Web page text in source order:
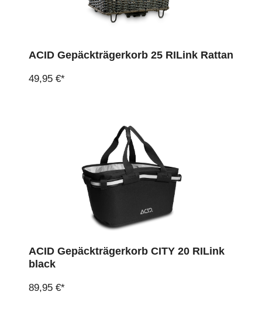
ACID Gepäckträgerkorb 25 RILink Rattan
49,95 €*
ACID Gepäckträgerkorb CITY 20 RILink
black
89,95 €*